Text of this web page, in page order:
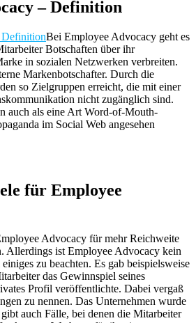
– Definition
Bei Employee Advocacy geht es
Botschaften über ihr
in sozialen Netzwerken verbreiten.
Markenbotschafter. Durch die
so Zielgruppen erreicht, die mit einer
nicht zugänglich sind.
auch als eine Art Word-of-Mouth-
im Social Web angesehen
für Employee
Advocacy für mehr Reichweite
Allerdings ist Employee Advocacy kein
zu beachten. Es gab beispielsweise
das Gewinnspiel seines
Profil veröffentlichte. Dabei vergaß
zu nennen. Das Unternehmen wurde
auch Fälle, bei denen die Mitarbeiter